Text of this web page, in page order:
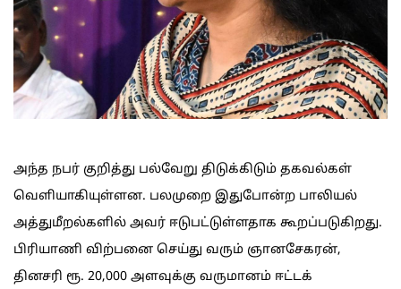
அந்த நபர் குறித்து பல்வேறு திடுக்கிடும் தகவல்கள்
வெளியாகியுள்ளன. பலமுறை இதுபோன்ற பாலியல்
அத்துமீறல்களில் அவர் ஈடுபட்டுள்ளதாக கூறப்படுகிறது.
பிரியாணி விற்பனை செய்து வரும் ஞானசேகரன்,
தினசரி ரூ. 20,000 அளவுக்கு வருமானம் ஈட்டக்